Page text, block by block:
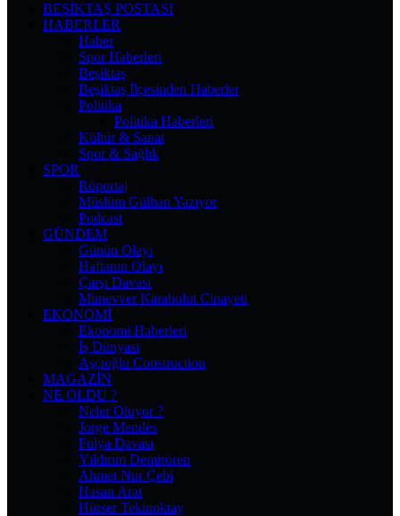
BEŞIKTAŞ POSTASI
HABERLER
Haber
Spor Haberleri
Beşiktaş
Beşiktaş İlçesinden Haberler
Politika
Politika Haberleri
Kültür & Sanat
Spor & Sağlık
SPOR
Röportaj
Müslüm Gülhan Yazıyor
Podcast
GÜNDEM
Günün Olayı
Haftanın Olayı
Çarşı Davası
Münevver Karabulut Cinayeti
EKONOMI
Ekonomi Haberleri
İş Dünyası
Aşçıoğlu Construction
MAGAZIN
NE OLDU ?
Neler Oluyor ?
Jorge Mendes
Fulya Davası
Yıldırım Demirören
Ahmet Nur Çebi
Hasan Arat
Hürser Tekinoktay